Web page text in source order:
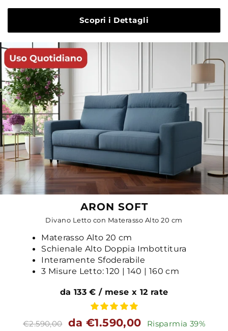
standard
Scopri i Dettagli
ARON SOFT
Divano Letto con Materasso Alto 20 cm
Materasso Alto 20 cm
Schienale Alto Doppia Imbottitura
Interamente Sfoderabile
3 Misure Letto: 120 | 140 | 160 cm
da 133 € / mese x 12 rate
Prezzo
€2.590,00 Prezzo
da €1.590,00 Risparmia 39%